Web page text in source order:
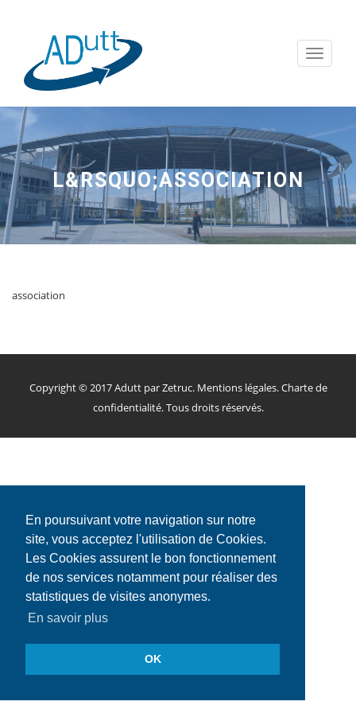
En poursuivant votre navigation sur notre
site, vous acceptez l'utilisation de Cookies.
Les Cookies assurent le bon fonctionnement
de nos services notamment pour réaliser des
statistiques de visites anonymes.
En savoir plus
OK
Menu
L&RSQUO;ASSOCIATION
association
Copyright © 2017 Adutt parZetruc. Mentions légales.Charte de
confidentialité. Tous droits réservés.